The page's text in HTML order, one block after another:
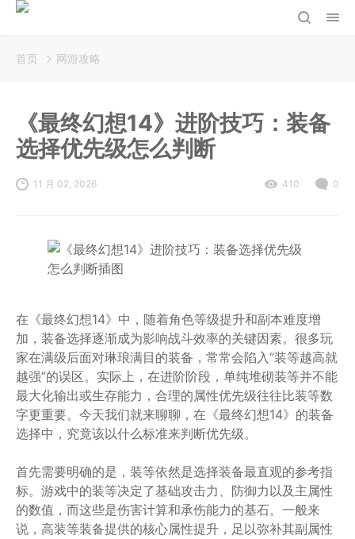
首页 网游攻略
《最终幻想14》进阶技巧：装备
选择优先级怎么判断
11 月 02, 2026 410 0
在《最终幻想14》中，随着角色等级提升和副本难度增
加，装备选择逐渐成为影响战斗效率的关键因素。很多玩
家在满级后面对琳琅满目的装备，常常会陷入“装等越高就
越强”的误区。实际上，在进阶阶段，单纯堆砌装等并不能
最大化输出或生存能力，合理的属性优先级往往比装等数
字更重要。今天我们就来聊聊，在《最终幻想14》的装备
选择中，究竟该以什么标准来判断优先级。
首先需要明确的是，装等依然是选择装备最直观的参考指
标。游戏中的装等决定了基础攻击力、防御力以及主属性
的数值，而这些是伤害计算和承伤能力的基石。一般来
说，高装等装备提供的核心属性提升，足以弥补其副属性